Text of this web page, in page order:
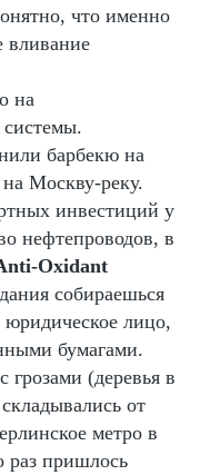
что именно
вливание
на
системы.
барбекю на
Москву-реку.
инвестиций у
нефтепроводов, в
Oxidant
собираешься
лицо,
бумагами.
(деревья в
от
метро в
раз пришлось